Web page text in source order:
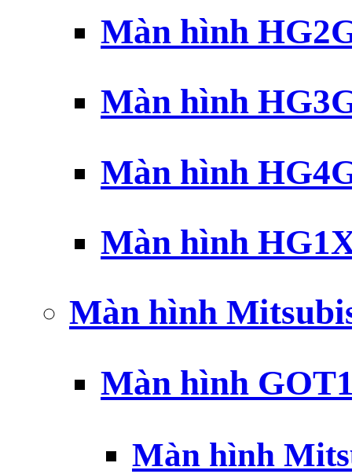
Màn hình
Màn hình
Màn hình
Màn hình
Màn hình
Màn hình
Màn hình